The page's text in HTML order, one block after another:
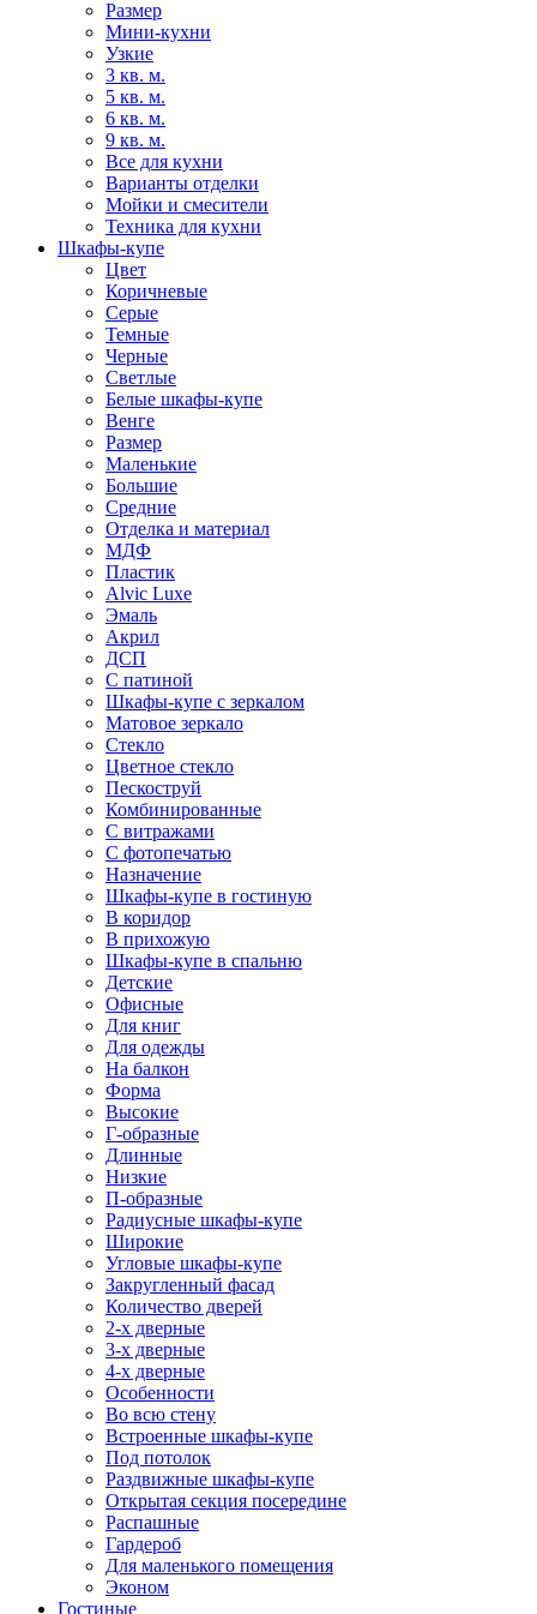
Размер
Мини-кухни
Узкие
3 кв. м.
5 кв. м.
6 кв. м.
9 кв. м.
Все для кухни
Варианты отделки
Мойки и смесители
Техника для кухни
Шкафы-купе
Цвет
Коричневые
Серые
Темные
Черные
Светлые
Белые шкафы-купе
Венге
Размер
Маленькие
Большие
Средние
Отделка и материал
МДФ
Пластик
Alvic Luxe
Эмаль
Акрил
ДСП
С патиной
Шкафы-купе с зеркалом
Матовое зеркало
Стекло
Цветное стекло
Пескоструй
Комбинированные
С витражами
С фотопечатью
Назначение
Шкафы-купе в гостиную
В коридор
В прихожую
Шкафы-купе в спальню
Детские
Офисные
Для книг
Для одежды
На балкон
Форма
Высокие
Г-образные
Длинные
Низкие
П-образные
Радиусные шкафы-купе
Широкие
Угловые шкафы-купе
Закругленный фасад
Количество дверей
2-х дверные
3-х дверные
4-х дверные
Особенности
Во всю стену
Встроенные шкафы-купе
Под потолок
Раздвижные шкафы-купе
Открытая секция посередине
Распашные
Гардероб
Для маленького помещения
Эконом
Гостиные